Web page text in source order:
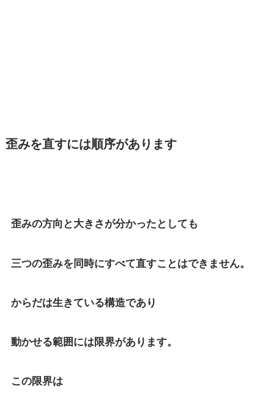
歪みを直すには順序があります
歪みの方向と大きさが分かったとしても
三つの歪みを同時にすべて直すことはできません。
からだは生きている構造であり
動かせる範囲には限界があります。
この限界は